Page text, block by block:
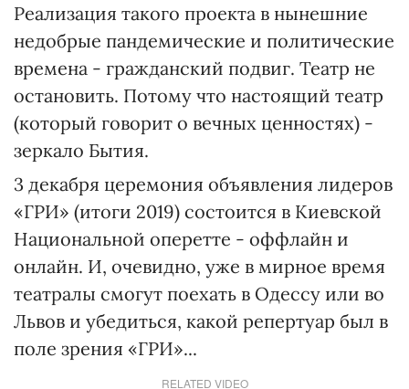
Реализация такого проекта в нынешние
недобрые пандемические и политические
времена - гражданский подвиг. Театр не
остановить. Потому что настоящий театр
(который говорит о вечных ценностях) -
зеркало Бытия.
3 декабря церемония объявления лидеров
«ГРИ» (итоги 2019) состоится в Киевской
Национальной оперетте - оффлайн и
онлайн. И, очевидно, уже в мирное время
театралы смогут поехать в Одессу или во
Львов и убедиться, какой репертуар был в
поле зрения «ГРИ»...
RELATED VIDEO